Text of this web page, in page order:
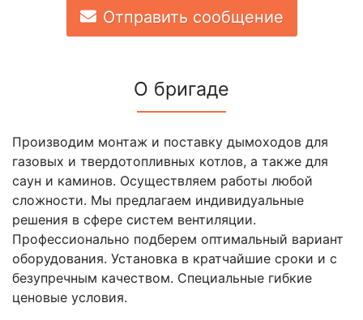
Отправить сообщение
О бригаде
Производим монтаж и поставку дымоходов для
газовых и твердотопливных котлов, а также для
саун и каминов. Осуществляем работы любой
сложности. Мы предлагаем индивидуальные
решения в сфере систем вентиляции.
Профессионально подберем оптимальный вариант
оборудования. Установка в кратчайшие сроки и с
безупречным качеством. Специальные гибкие
ценовые условия.